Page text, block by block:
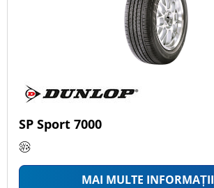
SP Sport 7000
MAI MULTE INFORMAȚII